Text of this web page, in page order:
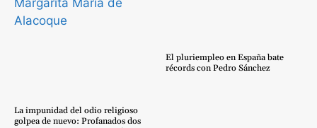
La impunidad del odio religioso
golpea de nuevo: Profanados dos
El pluriempleo en España bate
récords con Pedro Sánchez